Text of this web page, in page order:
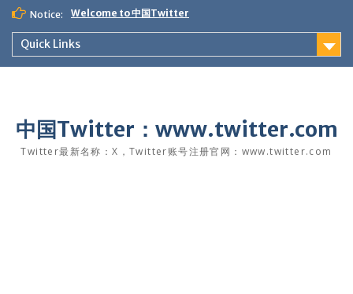
Skip
content
Notice: Welcome to 中国Twitter
Quick Links
中国Twitter：www.twitter.com
Twitter最新名称：X，Twitter账号注册官网：www.twitter.com